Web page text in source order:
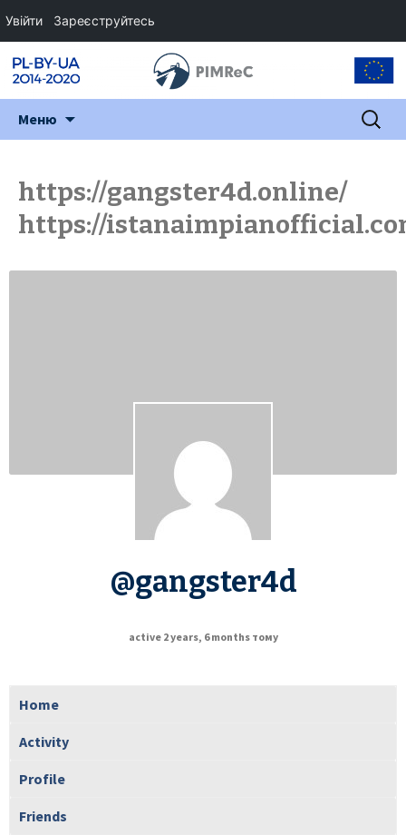
Меню Пошук:
https://gangster4d.online/
https://
@gangster4d
active 2 years, 6 months тому
Home
Activity
Profile
Friends
Увійти Зареєструйтесь